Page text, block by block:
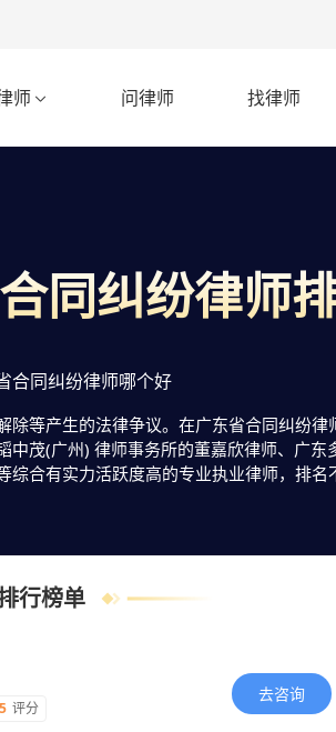
师  问律师 找律师
同纠纷律师
合同纠纷律师哪个好
等产生的法律争议。在广东省合同纠纷
茂(广州) 律师事务所的董嘉欣律师、广
合有实力活跃度高的专业执业律师，排
时智能匹配律师在线回复！
行榜单
5 评分
去咨询